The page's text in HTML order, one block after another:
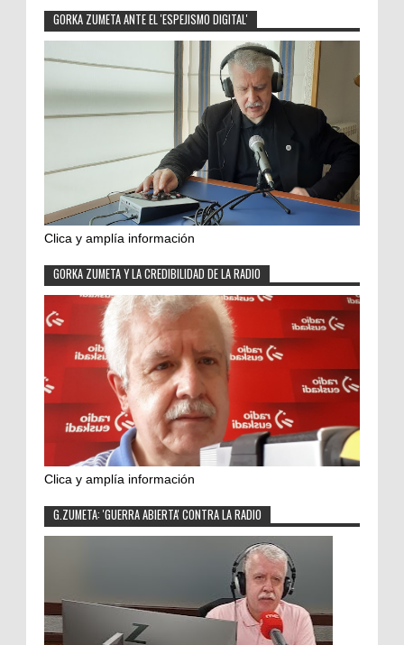
GORKA ZUMETA ANTE EL 'ESPEJISMO DIGITAL'
Clica y amplía información
GORKA ZUMETA Y LA CREDIBILIDAD DE LA RADIO
Clica y amplía información
G.ZUMETA: 'GUERRA ABIERTA' CONTRA LA RADIO